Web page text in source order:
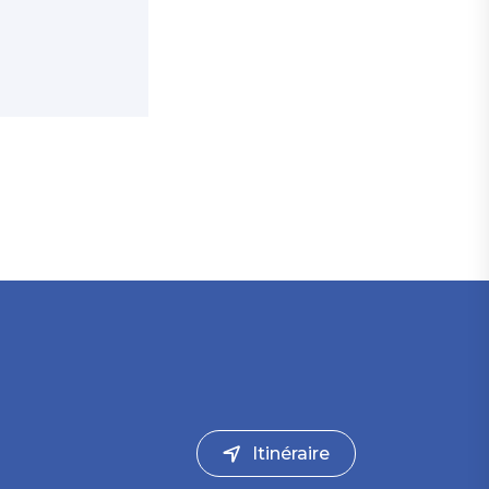
Itinéraire